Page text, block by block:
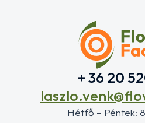
+ 36 20
Hétfő – Péntek: